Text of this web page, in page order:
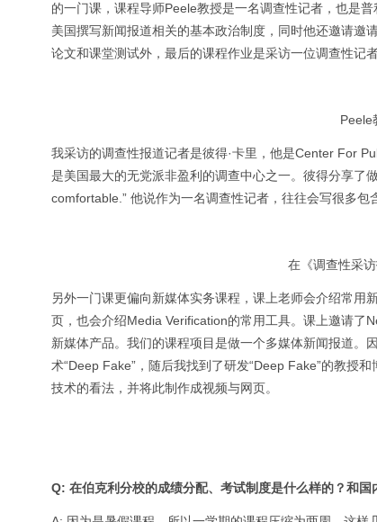
的一门课，课程导师Peele教授是一名调查性记者，也是
美国撰写新闻报道相关的基本政治制度，同时他还邀请邀
论文和课堂测试外，最后的课程作业是采访一位调查性记
Peele
我采访的调查性报道记者是彼得·卡里，他是Center For
是美国最大的无党派非盈利的调查中心之一。彼得分享了
comfortable.” 他说作为一名调查性记者，往往会写很多包
在《调查性采
另外一门课更偏向新媒体实务课程，课上老师会介绍常
页，也会介绍Media Verification的常用工具。课上邀请了
新媒体产品。我们的课程项目是做一个多媒体新闻报道。
术“Deep Fake”，随后我找到了研发“Deep Fake”的教授
技术的看法，并将此制作成视频与网页。
Q: 在伯克利分校的成绩分配、考试制度是什么样的？和国